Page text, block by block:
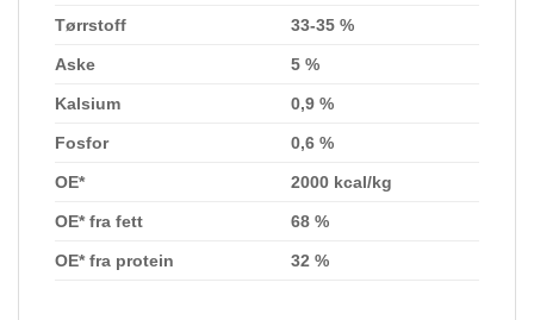
Tørrstoff 33-35 %
Aske 5 %
Kalsium 0,9 %
Fosfor 0,6 %
OE* 2000 kcal/kg
OE* fra fett 68 %
OE* fra protein 32 %